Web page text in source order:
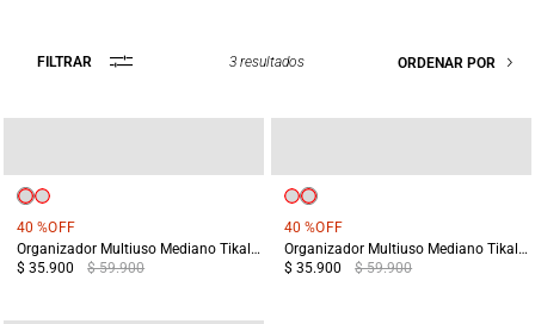
FILTRAR 3resultados ORDENAR POR
40 %OFF
Organizador Multiuso Mediano Tikal Negro
$ 35.900
$ 59.900
40 %OFF
Organizador Multiuso Mediano Tikal Naranja
$ 35.900
$ 59.900